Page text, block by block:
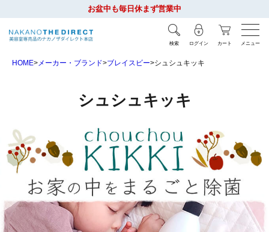
お盆中も毎日休まず営業中
検索 ログイン カート メニュー
HOME メーカー・ブランド ブレイスビー シュシュキッキ
シュシュキッキ